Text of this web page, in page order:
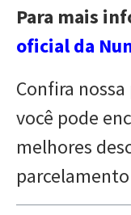
Para mais
oficial da
Confira nossa
você pode
melhores